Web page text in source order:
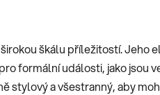
škálu příležitostí. Jeho
formální události, jako jsou
stylový a všestranný, aby